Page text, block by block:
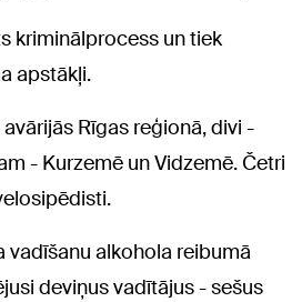
kriminālprocess un tiek
apstākļi.
avārijās Rīgas reģionā, divi -
- Kurzemē un Vidzemē. Četri
vadīšanu alkohola reibumā
deviņus vadītājus - sešus